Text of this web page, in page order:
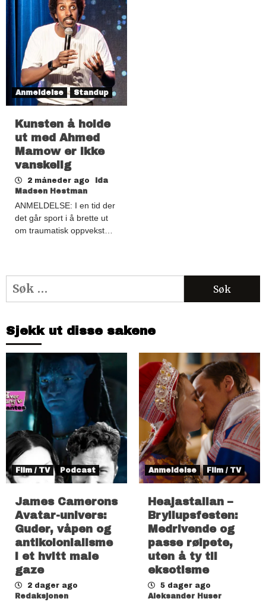
Anmeldelse Standup
Kunsten å holde
ut med Ahmed
Mamow er ikke
vanskelig
2 måneder ago
Ida
Madsen Hestman
ANMELDELSE: I en tid der
det går sport i å brette ut
om traumatisk oppvekst…
Søk
etter:
Sjekk ut disse sakene
Film / TV Podcast
James Camerons
Avatar-univers:
Guder, våpen og
antikolonialisme
i et hvitt male
gaze
2 dager ago
Redaksjonen
Anmeldelse Film / TV
Heajastallan –
Bryllupsfesten:
Medrivende og
passe rølpete,
uten å ty til
eksotisme
5 dager ago
Aleksander Huser